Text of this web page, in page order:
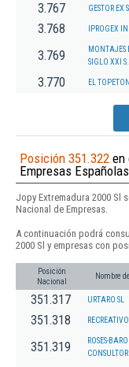
3.767 GESTOR EX
3.768 IPROGEX
3.769
MONTAJES
SIGLO XXI
3.770 EL
Posición 351.322 en
Empresas Españolas
Jopy Extremadura 2000 Sl
Nacional de Empresas.
A continuación podrá
2000 Sl y empresas con
Posición
Nacional
Nombre
351.317 URTARO SL
351.318
351.319
ROSES-